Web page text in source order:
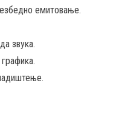
емитовање.
звука.